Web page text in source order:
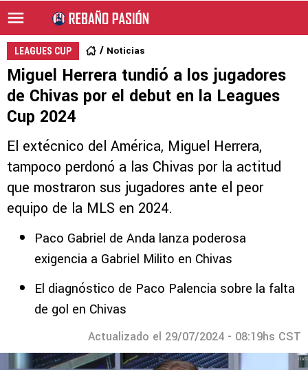
LEAGUES CUP Noticias
Miguel Herrera tundió a los jugadores
de Chivas por el debut en la Leagues
Cup 2024
El extécnico del América, Miguel Herrera,
tampoco perdonó a las Chivas por la actitud
que mostraron sus jugadores ante el peor
equipo de la MLS en 2024.
Paco Gabriel de Anda lanza poderosa
exigencia a Gabriel Milito en Chivas
El diagnóstico de Paco Palencia sobre la falta
de gol en Chivas
Actualizado el 29/07/2024 - 08:19hs CST